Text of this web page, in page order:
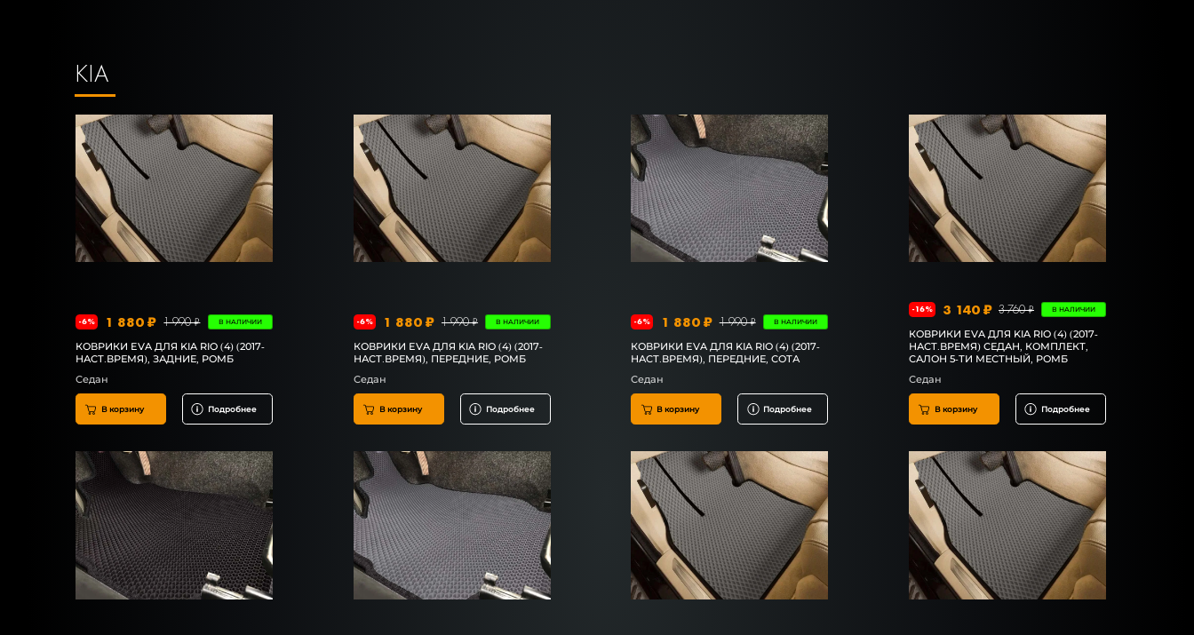
KIA
-6% 1 880 ₽ 1 990 ₽ В НАЛИЧИИ
КОВРИКИ EVA ДЛЯ KIA RIO (4) (2017-
НАСТ.ВРЕМЯ), ЗАДНИЕ, РОМБ
Седан
В корзину Подробнее
-6% 1 880 ₽ 1 990 ₽ В НАЛИЧИИ
КОВРИКИ EVA ДЛЯ KIA RIO (4) (2017-
НАСТ.ВРЕМЯ), ПЕРЕДНИЕ, РОМБ
Седан
В корзину Подробнее
-6% 1 880 ₽ 1 990 ₽ В НАЛИЧИИ
КОВРИКИ EVA ДЛЯ KIA RIO (4) (2017-
НАСТ.ВРЕМЯ), ПЕРЕДНИЕ, СОТА
Седан
В корзину Подробнее
-16% 3 140 ₽ 3 760 ₽ В НАЛИЧИИ
КОВРИКИ EVA ДЛЯ KIA RIO (4) (2017-
НАСТ.ВРЕМЯ) СЕДАН, КОМПЛЕКТ,
САЛОН 5-ТИ МЕСТНЫЙ, РОМБ
Седан
В корзину Подробнее